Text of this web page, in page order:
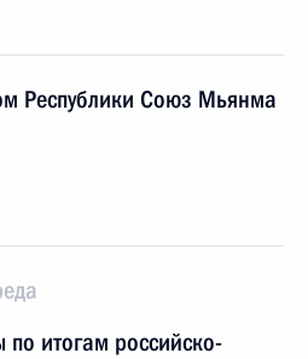
Республики Союз Мьянма
по итогам российско-